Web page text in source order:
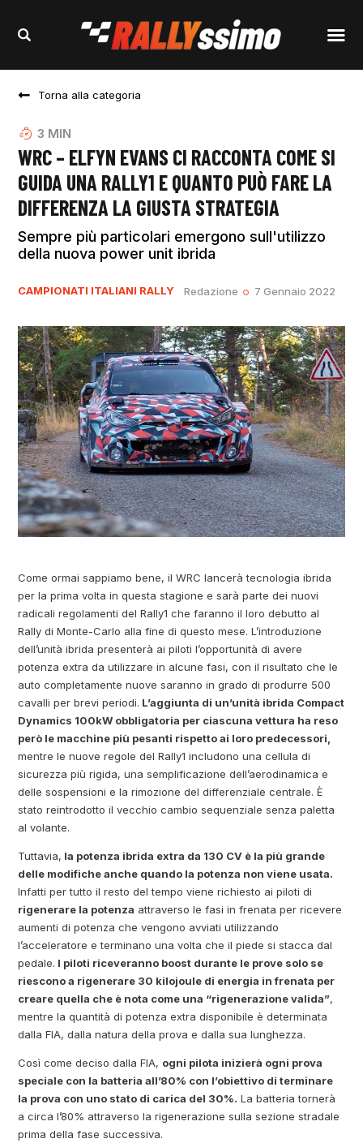
Torna alla categoria
3 MIN
WRC – ELFYN EVANS CI RACCONTA COME SI
GUIDA UNA RALLY1 E QUANTO PUÒ FARE LA
DIFFERENZA LA GIUSTA STRATEGIA
Sempre più particolari emergono sull'utilizzo
della nuova power unit ibrida
CAMPIONATI ITALIANI RALLY Redazione 7 Gennaio 2022
Come ormai sappiamo bene, il WRC lancerà tecnologia ibrida
per la prima volta in questa stagione e sarà parte dei nuovi
radicali regolamenti del Rally1 che faranno il loro debutto al
Rally di Monte-Carlo alla fine di questo mese. L’introduzione
dell’unità ibrida presenterà ai piloti l’opportunità di avere
potenza extra da utilizzare in alcune fasi, con il risultato che le
auto completamente nuove saranno in grado di produrre 500
cavalli per brevi periodi. L’aggiunta di un’unità ibrida Compact
Dynamics 100kW obbligatoria per ciascuna vettura ha reso
però le macchine più pesanti rispetto ai loro predecessori,
mentre le nuove regole del Rally1 includono una cellula di
sicurezza più rigida, una semplificazione dell’aerodinamica e
delle sospensioni e la rimozione del differenziale centrale. È
stato reintrodotto il vecchio cambio sequenziale senza paletta
al volante.
Tuttavia, la potenza ibrida extra da 130 CV è la più grande
delle modifiche anche quando la potenza non viene usata.
Infatti per tutto il resto del tempo viene richiesto ai piloti di
rigenerare la potenza attraverso le fasi in frenata per ricevere
aumenti di potenza che vengono avviati utilizzando
l’acceleratore e terminano una volta che il piede si stacca dal
pedale. I piloti riceveranno boost durante le prove solo se
riescono a rigenerare 30 kilojoule di energia in frenata per
creare quella che è nota come una “rigenerazione valida”,
mentre la quantità di potenza extra disponibile è determinata
dalla FIA, dalla natura della prova e dalla sua lunghezza.
Così come deciso dalla FIA, ogni pilota inizierà ogni prova
speciale con la batteria all’80% con l’obiettivo di terminare
la prova con uno stato di carica del 30%. La batteria tornerà
a circa l’80% attraverso la rigenerazione sulla sezione stradale
prima della fase successiva.